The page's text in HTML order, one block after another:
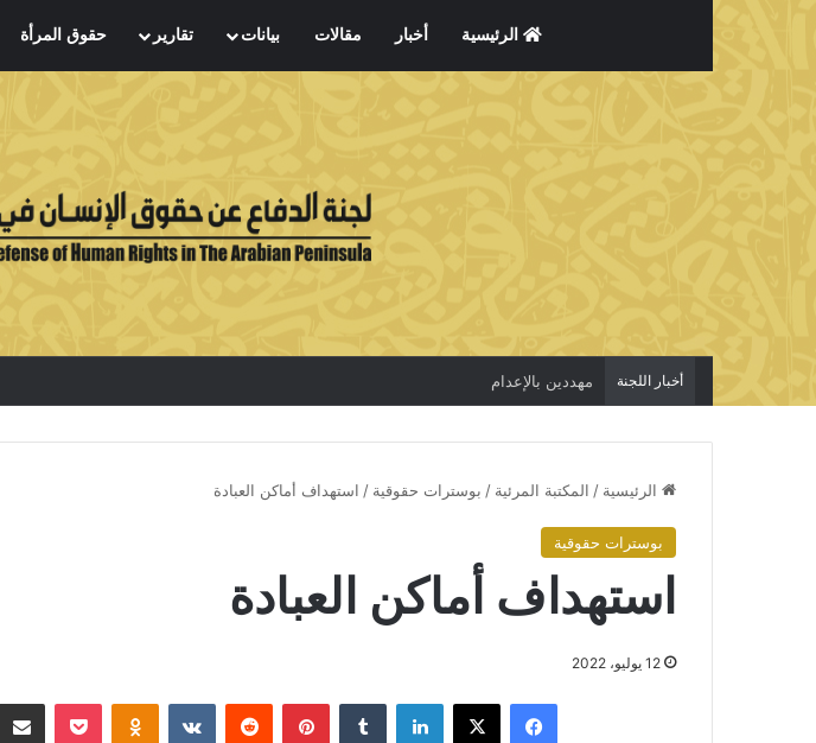
الرئيسية أخبار مقالات بيانات تقارير حقوق المرأة
أخبار اللجنة مهددين بالإعدام
الرئيسية / المكتبة المرئية / بوسترات حقوقية / استهداف أماكن العبادة
بوسترات حقوقية
استهداف أماكن العبادة
12 يوليو، 2022
فيسبوك X لينكدإن بينتيريست Odnoklassniki
بوكيت